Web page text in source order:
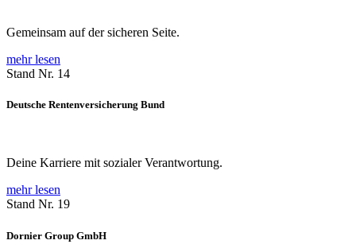
Gemeinsam auf der sicheren Seite.
mehr lesen
Stand Nr. 14
Deutsche Rentenversicherung Bund
Deine Karriere mit sozialer Verantwortung.
mehr lesen
Stand Nr. 19
Dornier Group GmbH